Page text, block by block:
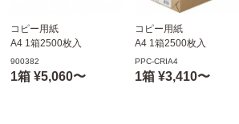
コピー用紙
A4 1箱2500枚入
リコー マイリサイクルペ
ーパー100
インクジェットプリンタ
900382
1箱 ¥5,060〜
コピー用紙
A4 1箱2500枚入
日本クリノス PPCペーパ
ー
インクジェットプリンタ
PPC-CRIA4
1箱 ¥3,410〜